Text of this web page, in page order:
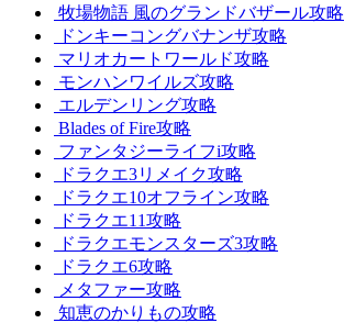
牧場物語 風のグランドバザール攻略
ドンキーコングバナンザ攻略
マリオカートワールド攻略
モンハンワイルズ攻略
エルデンリング攻略
Blades of Fire攻略
ファンタジーライフi攻略
ドラクエ3リメイク攻略
ドラクエ10オフライン攻略
ドラクエ11攻略
ドラクエモンスターズ3攻略
ドラクエ6攻略
メタファー攻略
知恵のかりもの攻略